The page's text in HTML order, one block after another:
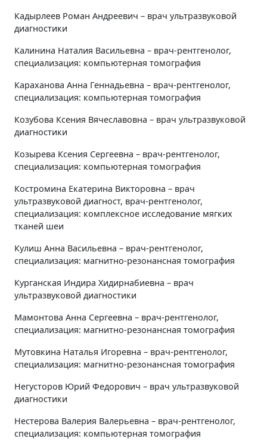
Кадырлеев Роман Андреевич – врач ультразвуковой
диагностики
Калинина Наталия Васильевна – врач-рентгенолог,
специализация: компьютерная томография
Караханова Анна Геннадьевна – врач-рентгенолог,
специализация: компьютерная томография
Козубова Ксения Вячеславовна – врач ультразвуковой
диагностики
Козырева Ксения Сергеевна – врач-рентгенолог,
специализация: компьютерная томография
Костромина Екатерина Викторовна – врач
ультразвуковой диагност, врач-рентгенолог,
специализация: комплексное исследование мягких
тканей шеи
Кулиш Анна Васильевна – врач-рентгенолог,
специализация: магнитно-резонансная томография
Курганская Индира Хидирнабиевна – врач
ультразвуковой диагностики
Мамонтова Анна Сергеевна – врач-рентгенолог,
специализация: магнитно-резонансная томография
Мутовкина Наталья Игоревна – врач-рентгенолог,
специализация: магнитно-резонансная томография
Негусторов Юрий Федорович – врач ультразвуковой
диагностики
Нестерова Валерия Валерьевна – врач-рентгенолог,
специализация: компьютерная томография